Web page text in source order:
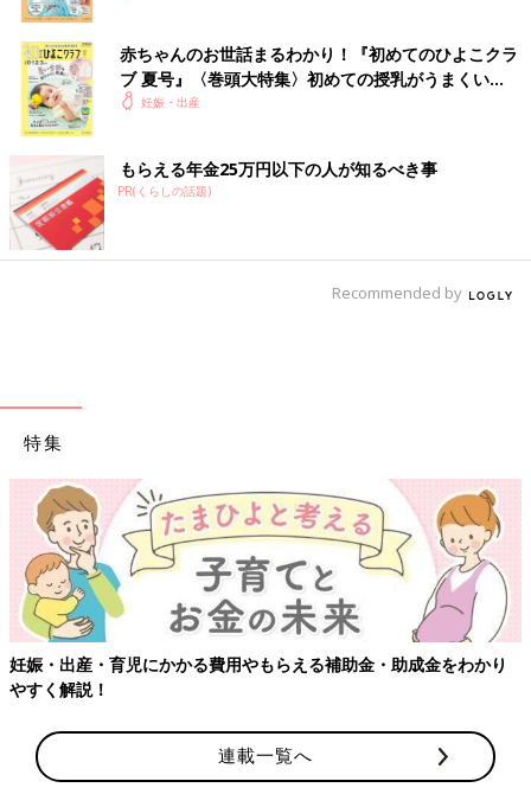
赤ちゃんのお世話まるわかり！『初めてのひよこクラ
ブ 夏号』〈巻頭大特集〉初めての授乳がうまくい
く！ おっぱい・ミルクの基本と夏のトラブル 解決テ
妊娠・出産
もらえる年金25万円以下の人が知るべき事
PR(くらしの話題)
Recommended by
特集
【ワクチン接種できるものも】妊婦の感染症対策、知っておいて！
連載一覧へ